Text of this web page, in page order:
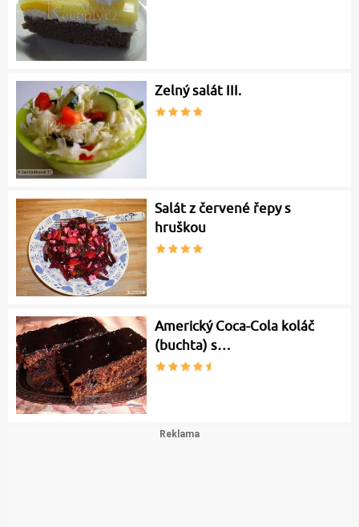
Zelný salát III.
Salát z červené řepy s
hruškou
Americký Coca-Cola koláč
(buchta) s…